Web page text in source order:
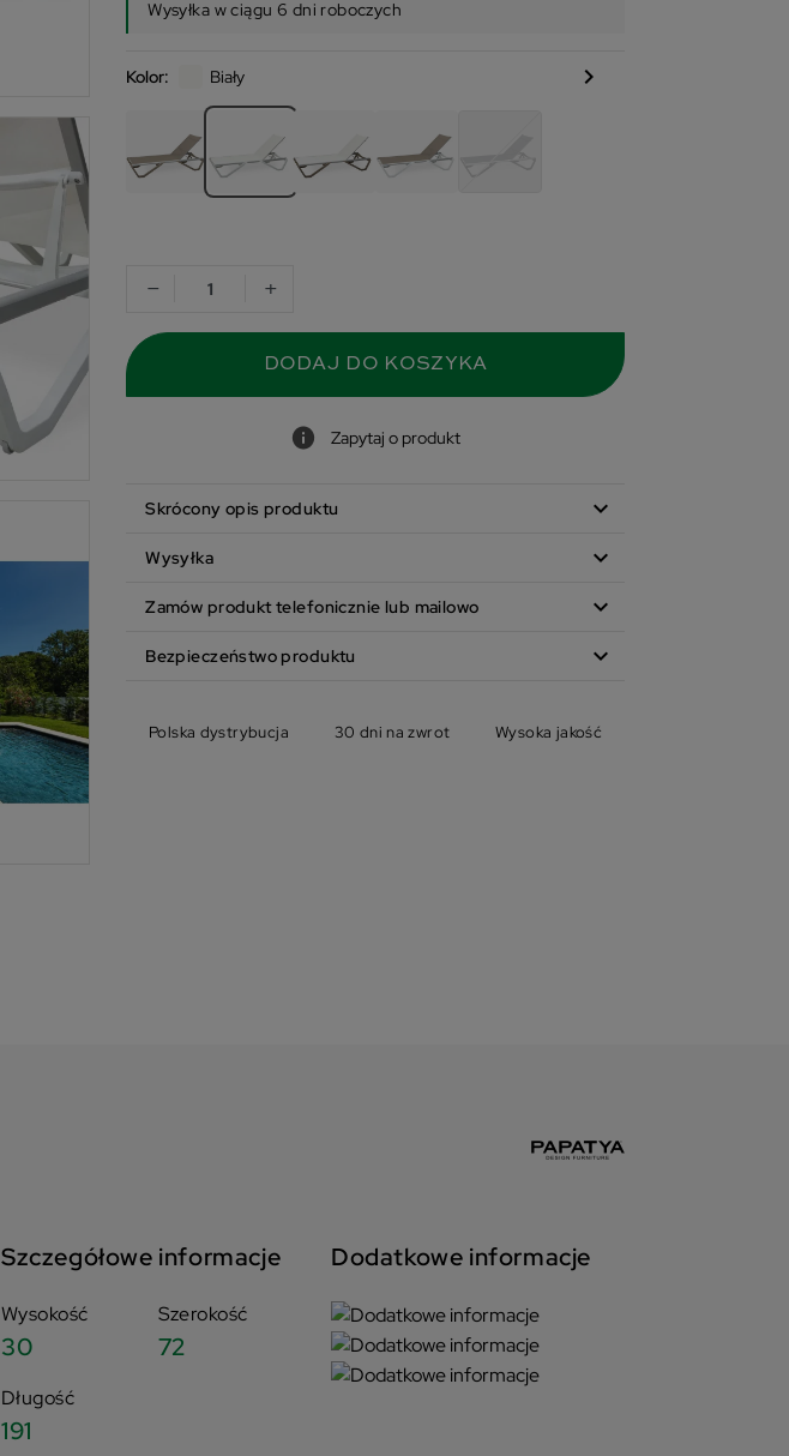
Wysyłka w ciągu 6 dni roboczych
Kolor: Biały chevron_right
− +
DODAJ DO KOSZYKA
Zapytaj o produkt
Skrócony opis produktu expand_more
Wysyłka expand_more
Zamów produkt telefonicznie lub mailowo expand_more
Bezpieczeństwo produktu expand_more
Polska dystrybucja 30 dni na zwrot Wysoka jakość
Szczegółowe informacje
Wysokość
30
Długość
191
Szerokość
72
Dodatkowe informacje